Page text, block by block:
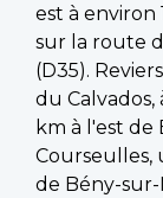
est à environ
sur la route
(D35).
du Calvados,
km à l'est de
Courseulles,
de Bény-